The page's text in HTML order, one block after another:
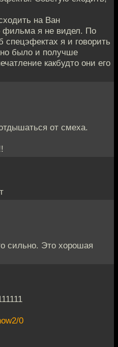
на Ван
фильма я не видел. По
я и говорить
было и получше
какбудто они его
от смеха.
сильно. Это хорошая
0